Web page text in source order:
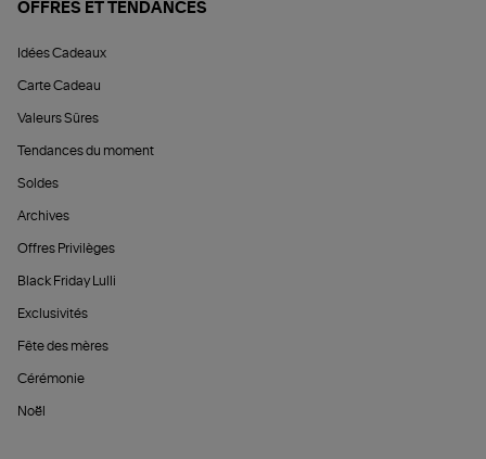
OFFRES ET TENDANCES
Idées Cadeaux
Carte Cadeau
Valeurs Sûres
Tendances du moment
Soldes
Archives
Offres Privilèges
Black Friday Lulli
Exclusivités
Fête des mères
Cérémonie
Noël